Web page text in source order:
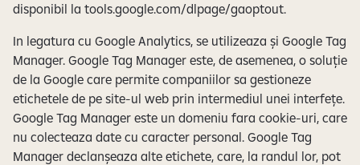
disponibil la tools.google.com/dlpage/gaoptout.
In legatura cu Google Analytics, se utilizeaza și Google Tag
Manager. Google Tag Manager este, de asemenea, o soluție
de la Google care permite companiilor sa gestioneze
etichetele de pe site-ul web prin intermediul unei interfețe.
Google Tag Manager este un domeniu fara cookie-uri, care
nu colecteaza date cu caracter personal. Google Tag
Manager declanșeaza alte etichete, care, la randul lor, pot